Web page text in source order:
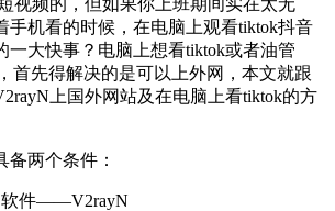
手机看的时候，在电脑上观看tiktok抖音
一大快事？电脑上想看tiktok或者油管
首先得解决的是可以上外网，本文就跟
上国外网站及在电脑上看tiktok的方
备两个条件：
软件——V2rayN